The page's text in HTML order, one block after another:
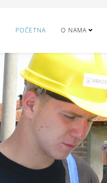
POČETNA O NAMA